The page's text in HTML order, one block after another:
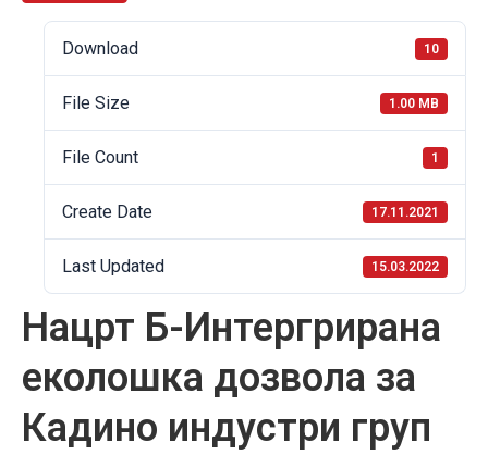
Download 10
File Size 1.00 MB
File Count 1
Create Date 17.11.2021
Last Updated 15.03.2022
Нацрт Б-Интергрирана
еколошка дозвола за
Кадино индустри груп